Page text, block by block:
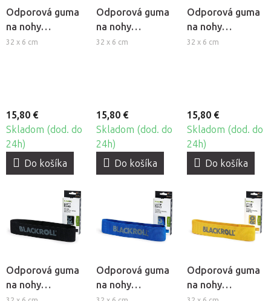
Odporová guma
na nohy
BlackRoll® Loop
32 x 6 cm
15,80 €
Skladom (dod. do
24h)
Do košíka
Odporová guma
na nohy
BlackRoll® Loop
32 x 6 cm
15,80 €
Skladom (dod. do
24h)
Do košíka
Odporová guma
na nohy
BlackRoll® Loop
32 x 6 cm
15,80 €
Skladom (dod. do
24h)
Do košíka
Odporová guma
na nohy
Odporová guma
na nohy
Odporová guma
na nohy